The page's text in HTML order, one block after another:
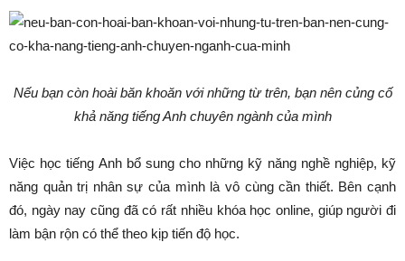
Nếu bạn còn hoài băn khoăn với những từ trên, bạn nên củng cố
khả năng tiếng Anh chuyên ngành của mình
Việc học tiếng Anh bổ sung cho những kỹ năng nghề nghiệp, kỹ
năng quản trị nhân sự của mình là vô cùng cần thiết. Bên cạnh
đó, ngày nay cũng đã có rất nhiều khóa học online, giúp người đi
làm bận rộn có thể theo kịp tiến độ học.